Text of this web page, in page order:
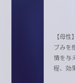
【母
ブみを
情を与
程、効